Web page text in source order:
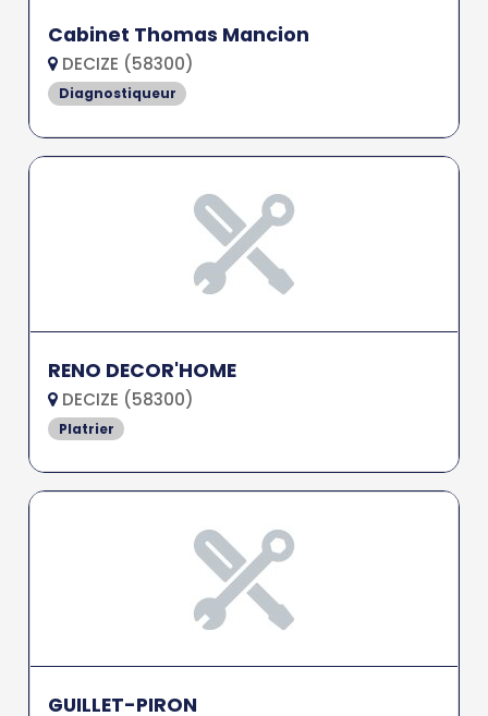
Cabinet Thomas Mancion
DECIZE (58300)
Diagnostiqueur
RENO DECOR'HOME
DECIZE (58300)
Platrier
GUILLET-PIRON